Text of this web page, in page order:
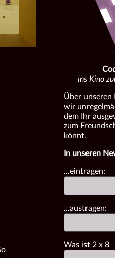
ins Kino
Über unseren
wir
dem Ihr
zum
könnt.
In unseren
...eintragen:
...austragen:
Was ist 2 x 8